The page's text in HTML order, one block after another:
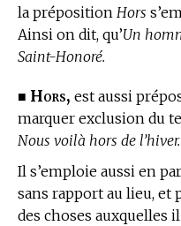
la préposition Hors
Ainsi on dit, qu’Un
Saint-Honoré.
■ Hors, est aussi
marquer exclusion du
Nous voilà hors de l’hiver.
Il s’emploie aussi en
sans rapport au lieu,
des choses auxquelles